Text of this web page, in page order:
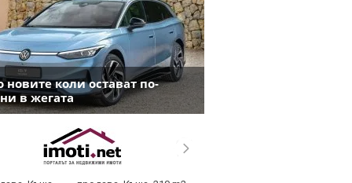
новите коли остават по-
в жегата